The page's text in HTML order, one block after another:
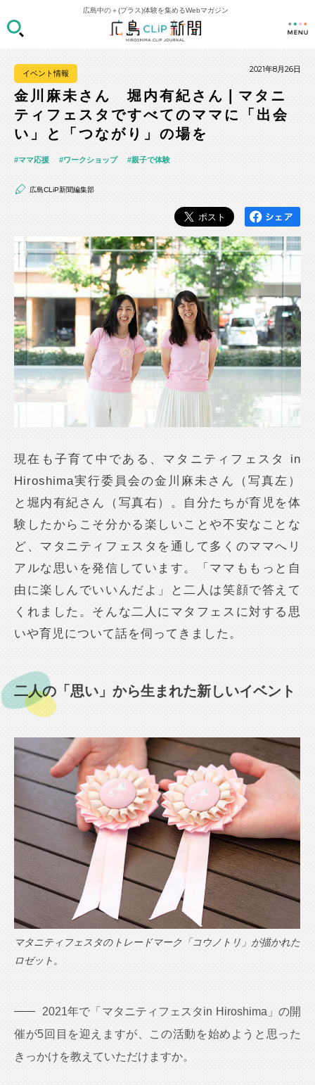
広島中の＋(プラス)体験を集めるWebマガジン
イベント情報 2021年8月26日
金川麻未さん 堀内有紀さん❘マタニ
ティフェスタですべてのママに「出会
い」と「つながり」の場を
ママ応援 ワークショップ 親子で体験
広島CLiP新聞編集部
現在も子育て中である、マタニティフェスタ in
Hiroshima実行委員会の金川麻未さん（写真左）
と堀内有紀さん（写真右）。自分たちが育児を体
験したからこそ分かる楽しいことや不安なことな
ど、マタニティフェスタを通して多くのママへリ
アルな思いを発信しています。「ママももっと自
由に楽しんでいいんだよ」と二人は笑顔で答えて
くれました。そんな二人にマタフェスに対する思
いや育児について話を伺ってきました。
二人の「思い」から生まれた新しいイベント
マタニティフェスタのトレードマーク「コウノトリ」が描かれた
ロゼット。
2021年で「マタニティフェスタin Hiroshima」の開
催が5回目を迎えますが、この活動を始めようと思った
きっかけを教えていただけますか。